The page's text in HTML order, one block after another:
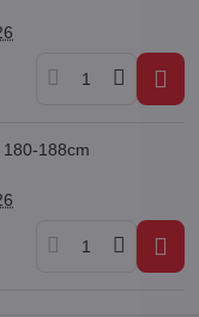
188cm